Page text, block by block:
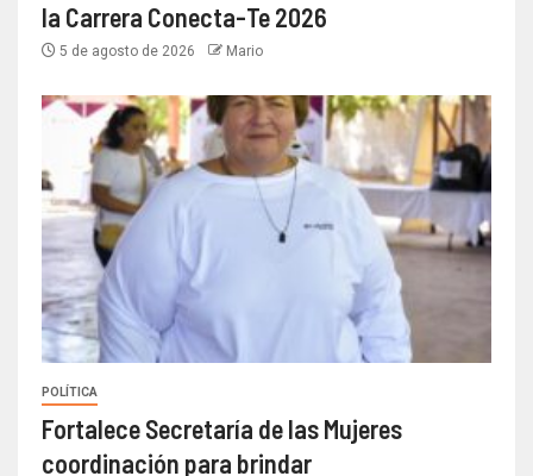
la Carrera Conecta-Te 2026
5 de agosto de 2026 Mario
POLÍTICA
Fortalece Secretaría de las Mujeres
coordinación para brindar